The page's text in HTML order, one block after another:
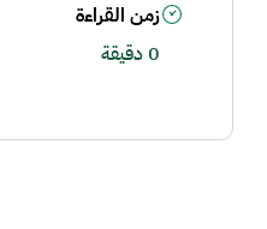
زمن القراءة
0 دقيقة